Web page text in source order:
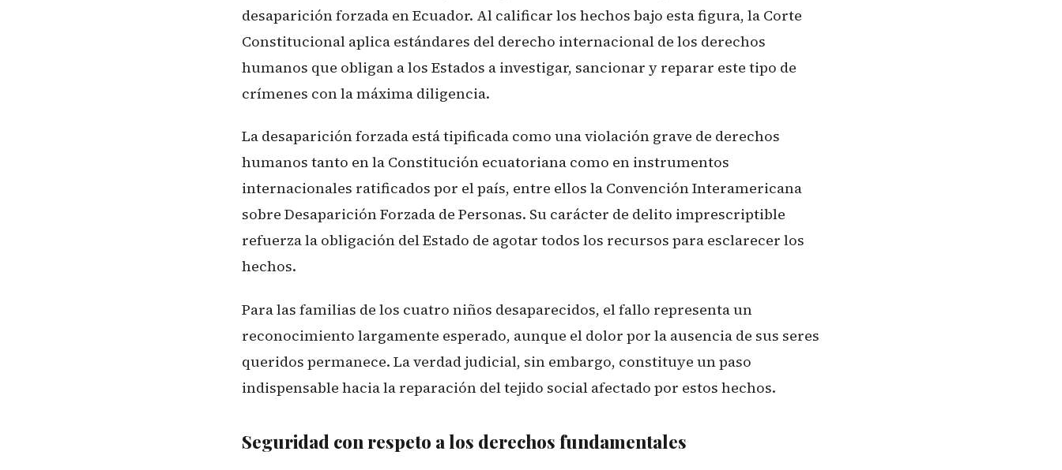
desaparición forzada en Ecuador. Al calificar los hechos bajo esta figura, la Corte
Constitucional aplica estándares del derecho internacional de los derechos
humanos que obligan a los Estados a investigar, sancionar y reparar este tipo de
crímenes con la máxima diligencia.
La desaparición forzada está tipificada como una violación grave de derechos
humanos tanto en la Constitución ecuatoriana como en instrumentos
internacionales ratificados por el país, entre ellos la Convención Interamericana
sobre Desaparición Forzada de Personas. Su carácter de delito imprescriptible
refuerza la obligación del Estado de agotar todos los recursos para esclarecer los
hechos.
Para las familias de los cuatro niños desaparecidos, el fallo representa un
reconocimiento largamente esperado, aunque el dolor por la ausencia de sus seres
queridos permanece. La verdad judicial, sin embargo, constituye un paso
indispensable hacia la reparación del tejido social afectado por estos hechos.
Seguridad con respeto a los derechos fundamentales